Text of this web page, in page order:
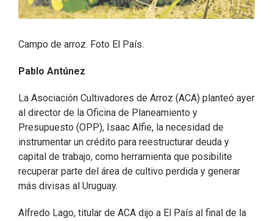
Campo de arroz. Foto El País.
Pablo Antúnez
La Asociación Cultivadores de Arroz (ACA) planteó ayer
al director de la Oficina de Planeamiento y
Presupuesto (OPP), Isaac Alfie, la necesidad de
instrumentar un crédito para reestructurar deuda y
capital de trabajo, como herramienta que posibilite
recuperar parte del área de cultivo perdida y generar
más divisas al Uruguay.
Alfredo Lago, titular de ACA dijo a El País al final de la